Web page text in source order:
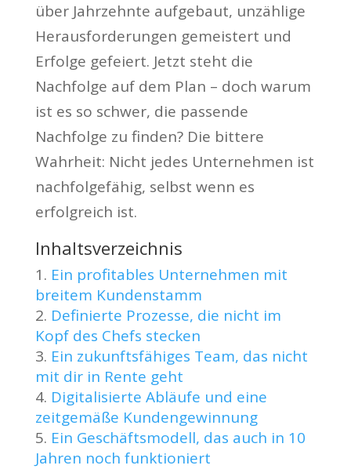
über Jahrzehnte aufgebaut, unzählige
Herausforderungen gemeistert und
Erfolge gefeiert. Jetzt steht die
Nachfolge auf dem Plan – doch warum
ist es so schwer, die passende
Nachfolge zu finden? Die bittere
Wahrheit: Nicht jedes Unternehmen ist
nachfolgefähig, selbst wenn es
erfolgreich ist.
Inhaltsverzeichnis
Ein profitables Unternehmen mit
breitem Kundenstamm
Definierte Prozesse, die nicht im
Kopf des Chefs stecken
Ein zukunftsfähiges Team, das nicht
mit dir in Rente geht
Digitalisierte Abläufe und eine
zeitgemäße Kundengewinnung
Ein Geschäftsmodell, das auch in 10
Jahren noch funktioniert